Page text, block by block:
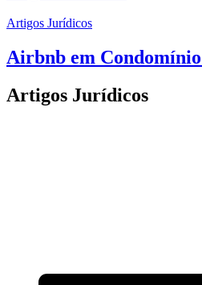
Artigos Jurídicos
Airbnb em
Artigos Jurídicos